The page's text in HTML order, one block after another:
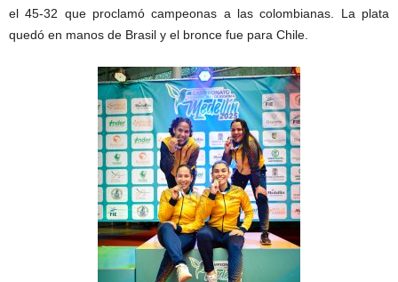
el 45-32 que proclamó campeonas a las colombianas. La plata
quedó en manos de Brasil y el bronce fue para Chile.